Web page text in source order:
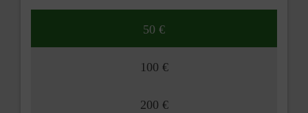
50 €
100 €
200 €